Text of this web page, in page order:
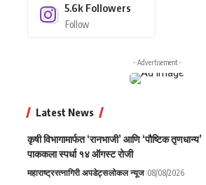
5.6k Followers
Follow
- Advertisement -
Latest News
कृषी विभागामार्फत ‘रानभाजी’ आणि ‘पौष्टिक तृणधान्य’
पाककला स्पर्धा १४ ऑगस्ट रोजी
महाराष्ट्ररत्नागिरी अपडेट्सलोकल न्यूज 08/08/2026